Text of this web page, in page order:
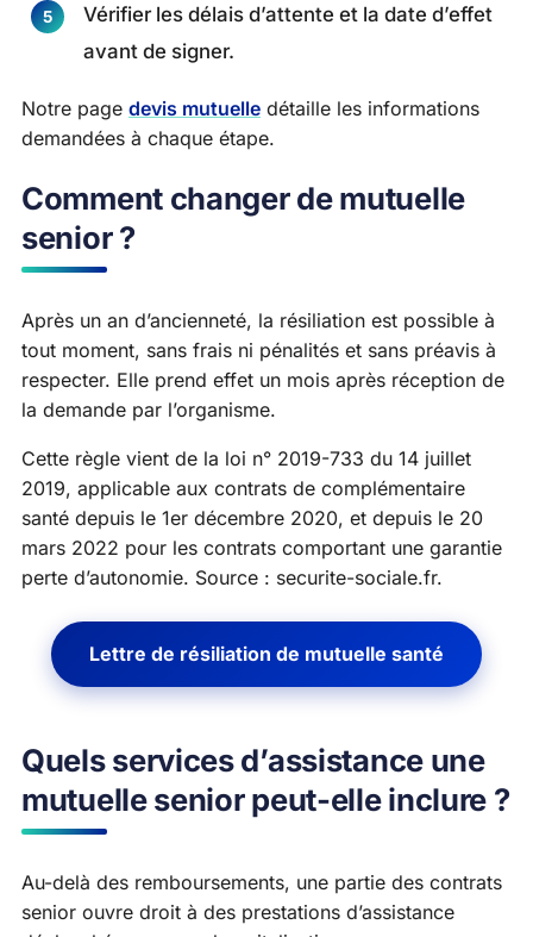
Vérifier les délais d’attente et la date d’effet
avant de signer.
Notre page devis mutuelle détaille les informations
demandées à chaque étape.
Comment changer de mutuelle
senior ?
Après un an d’ancienneté, la résiliation est possible à
tout moment, sans frais ni pénalités et sans préavis à
respecter. Elle prend effet un mois après réception de
la demande par l’organisme.
Cette règle vient de la loi n° 2019-733 du 14 juillet
2019, applicable aux contrats de complémentaire
santé depuis le 1er décembre 2020, et depuis le 20
mars 2022 pour les contrats comportant une garantie
perte d’autonomie. Source : securite-sociale.fr.
Lettre de résiliation de mutuelle santé
Quels services d’assistance une
mutuelle senior peut-elle inclure ?
Au-delà des remboursements, une partie des contrats
senior ouvre droit à des prestations d’assistance